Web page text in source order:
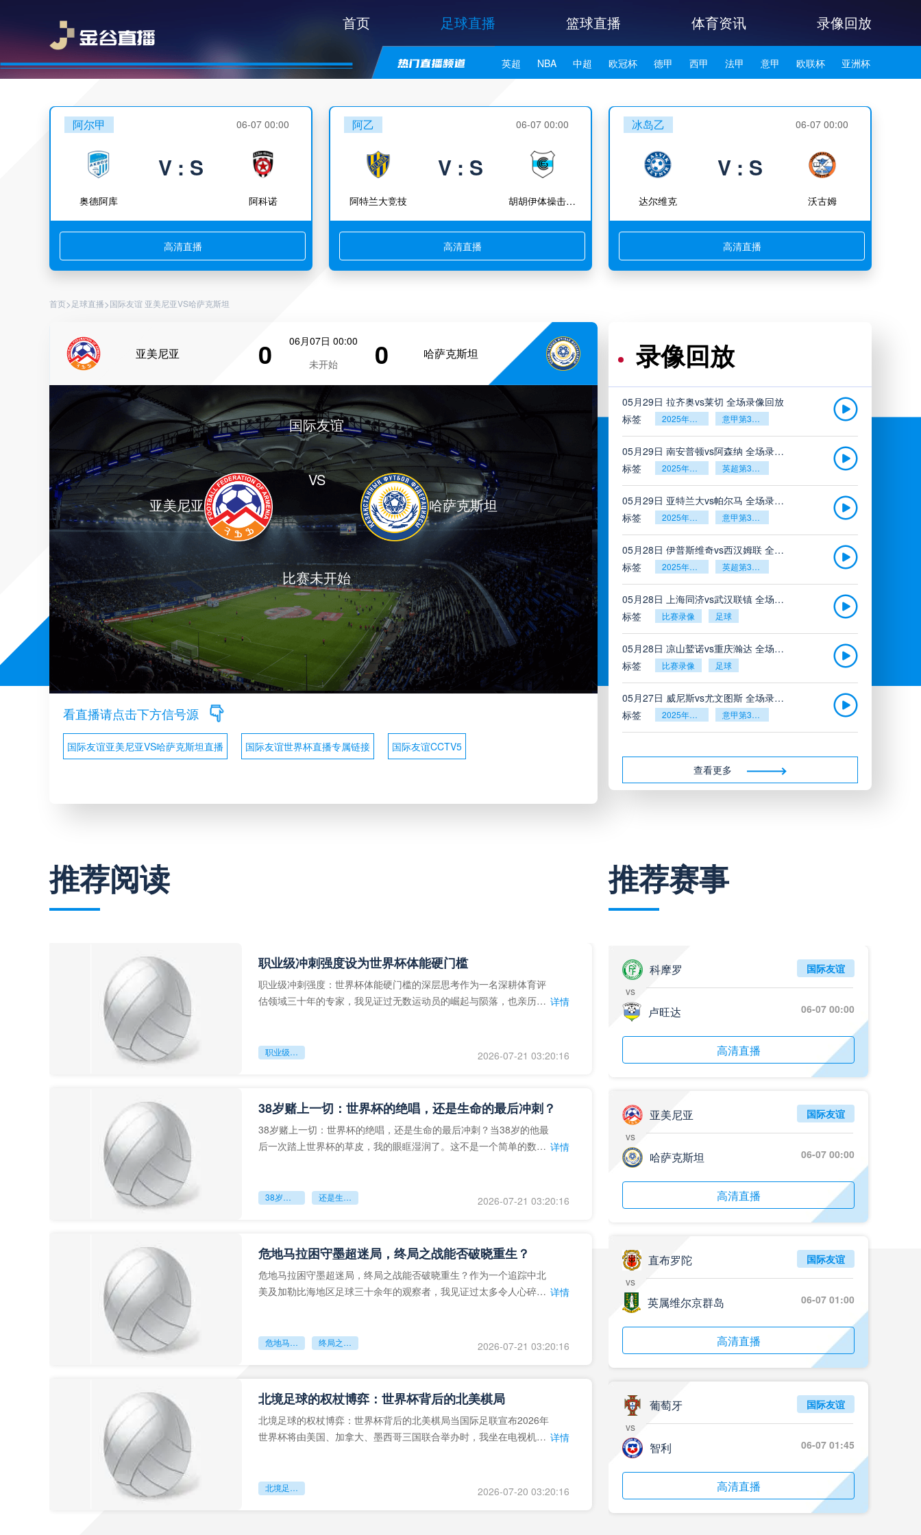
首页 足球直播 篮球直播 体育资讯 录像回放
英超 NBA 中超 欧冠杯 德甲 西甲 法甲 意甲 欧联杯 亚洲杯
阿尔甲 06-07 00:00
奥德阿库
V : S
阿科诺
高清直播
阿乙 06-07 00:00
阿特兰大竞技
V : S
胡胡伊体操击剑竞技
高清直播
冰岛乙 06-07 00:00
达尔维克
V : S
沃古姆
高清直播
首页> 足球直播>国际友谊 亚美尼亚VS哈萨克斯坦
亚美尼亚 0
06月07日 00:00
未开始
0 哈萨克斯坦
亚美尼亚
国际友谊
VS
比赛未开始
哈萨克斯坦
看直播请点击下方信号源
国际友谊亚美尼亚VS哈萨克斯坦直播 国际友谊世界杯直播专属链接 国际友谊CCTV5
录像回放
05月29日 拉齐奥vs莱切 全场录像回放
标签
2025年5月26日 意甲第38轮
05月29日 南安普顿vs阿森纳 全场录像回放
标签
2025年5月26日 英超第38轮
05月29日 亚特兰大vs帕尔马 全场录像回放
标签
2025年5月26日 意甲第38轮
05月28日 伊普斯维奇vs西汉姆联 全场录像回放
标签
2025年5月26日 英超第38轮
05月28日 上海同济vs武汉联镇 全场录像
标签
比赛录像 足球
05月28日 凉山鹫诺vs重庆瀚达 全场录像
标签
比赛录像 足球
05月27日 威尼斯vs尤文图斯 全场录像回放
标签
2025年5月26日 意甲第38轮
标签
比赛录像 西甲
05月26日 AC米兰vs蒙扎全场录像回放
标签
标签
标签
标签
欧联杯决赛
标签
2025年5月23日
标签
2024年5月21日
标签
2024年5月21日 足协杯第3轮
标签
2024年5月21日
标签
比赛录像 上海海港
标签
比赛录像 成都蓉城
标签
标签
比赛录像
05月22日 水晶宫vs狼队 全场录像回放
查看更多
推荐阅读
职业级冲刺强度设为世界杯体能硬门槛
职业级冲刺强度：世界杯体能硬门槛的深层思考作为一名深耕体育评
估领域三十年的专家，我见证过无数运动员的崛起与陨落，也亲历了 详情
职业级冲刺强度设为世界杯体能硬门槛 2026-07-21 03:20:16
38岁赌上一切：世界杯的绝唱，还是生命的最后冲刺？
38岁赌上一切：世界杯的绝唱，还是生命的最后冲刺？当38岁的他最
后一次踏上世界杯的草皮，我的眼眶湿润了。这不是一个简单的数
详情
38岁赌上一切：世界杯的绝唱 还是生命的最后冲刺？ 2026-07-21 03:20:16
危地马拉困守墨超迷局，终局之战能否破晓重生？
危地马拉困守墨超迷局，终局之战能否破晓重生？作为一个追踪中北
美及加勒比海地区足球三十余年的观察者，我见证过太多令人心碎的 详情
危地马拉困守墨超迷局 终局之战能否破晓重生？ 2026-07-21 03:20:16
北境足球的权杖博弈：世界杯背后的北美棋局
北境足球的权杖博弈：世界杯背后的北美棋局当国际足联宣布2026年
世界杯将由美国、加拿大、墨西哥三国联合举办时，我坐在电视机
详情
北境足球的权杖博弈：世界杯背后的北美棋局 2026-07-20 03:20:16
推荐赛事
科摩罗
vs
卢旺达
国际友谊
06-07 00:00
高清直播
亚美尼亚
vs
哈萨克斯坦
国际友谊
06-07 00:00
高清直播
直布罗陀
vs
英属维尔京群岛
国际友谊
06-07 01:00
高清直播
葡萄牙
vs
智利
国际友谊
06-07 01:45
高清直播